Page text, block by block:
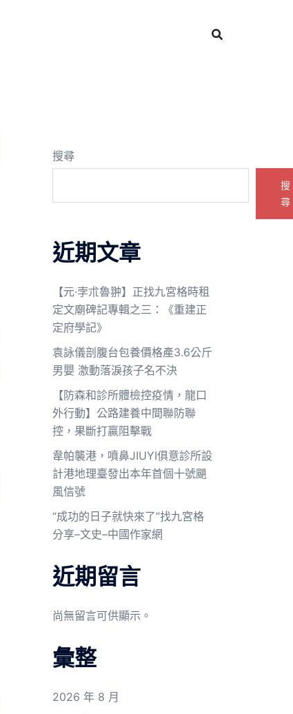
搜尋
搜
尋
近期文章
【元·孛朮魯翀】正找九宮格時租
定文廟碑記專輯之三：《重建正
定府學記》
袁詠儀剖腹台包養價格產3.6公斤
男嬰 激動落淚孩子名不決
【防森和診所體檢控疫情，龍口
外行動】公路建養中間聯防聯
控，果斷打贏阻擊戰
韋帕襲港，噴鼻JIUYI俱意診所設
計港地理臺發出本年首個十號颶
風信號
“成功的日子就快來了”找九宮格
分享–文史–中國作家網
近期留言
尚無留言可供顯示。
彙整
2026 年 8 月